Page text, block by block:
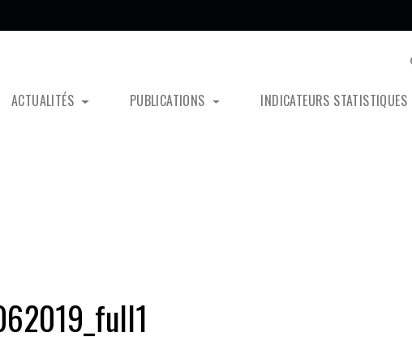
ACTUALITÉS PUBLICATIONS INDICATEURS STATISTIQUES